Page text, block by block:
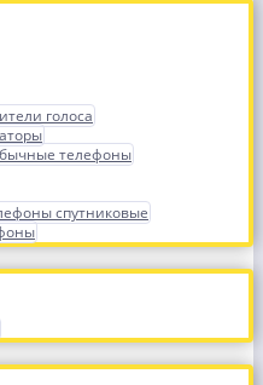
голоса
телефоны
спутниковые